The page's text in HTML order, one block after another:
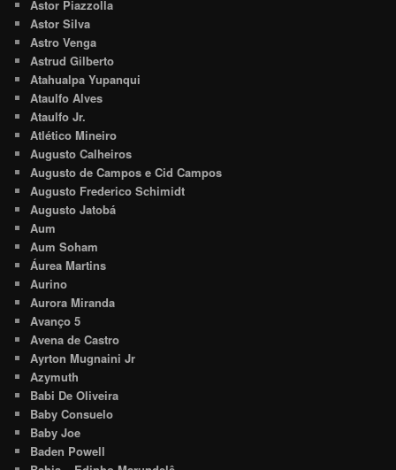
Astor Piazzolla
Astor Silva
Astro Venga
Astrud Gilberto
Atahualpa Yupanqui
Ataulfo Alves
Ataulfo Jr.
Atlético Mineiro
Augusto Calheiros
Augusto de Campos e Cid Campos
Augusto Frederico Schimidt
Augusto Jatobá
Aum
Aum Soham
Áurea Martins
Aurino
Aurora Miranda
Avanço 5
Avena de Castro
Ayrton Mugnaini Jr
Azymuth
Babi De Oliveira
Baby Consuelo
Baby Joe
Baden Powell